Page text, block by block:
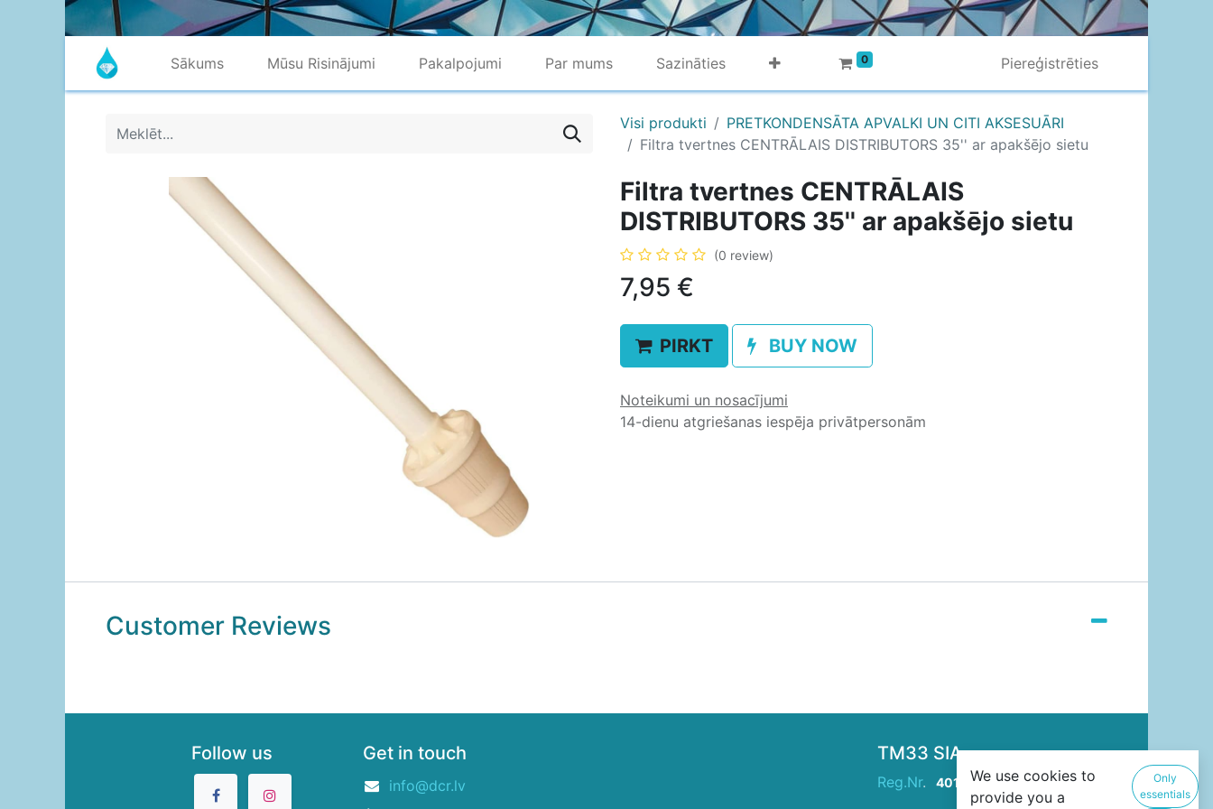
Sākums Mūsu Risinājumi Pakalpojumi Par mums Sazināties 0 Piereģistrēties
Visi produkti
PRETKONDENSĀTA APVALKI UN CITI AKSESUĀRI
Filtra tvertnes CENTRĀLAIS DISTRIBUTORS 35'' ar apakšējo sietu
Filtra tvertnes CENTRĀLAIS
DISTRIBUTORS 35'' ar apakšējo sietu
(0 review)
7,95 €
PIRKT BUY NOW
Noteikumi un nosacījumi
14-dienu atgriešanas iespēja privātpersonām
Customer Reviews
Follow us Get in touch
info@dcr.lv
TM33 SIA
Reg.Nr. 40103946229
We use cookies to
provide you a
Only
essentials